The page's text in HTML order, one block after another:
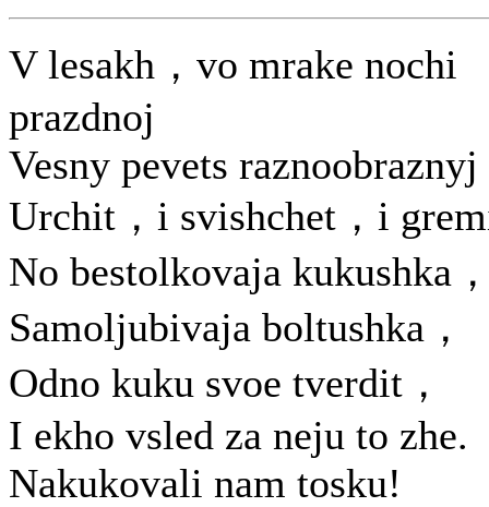
V lesakh，vo mrake nochi
prazdnoj
Vesny pevets raznoobraznyj
Urchit，i svishchet，i
No bestolkovaja kukushka
Samoljubivaja boltushka，
Odno kuku svoe tverdit，
I ekho vsled za neju to zhe.
Nakukovali nam tosku!